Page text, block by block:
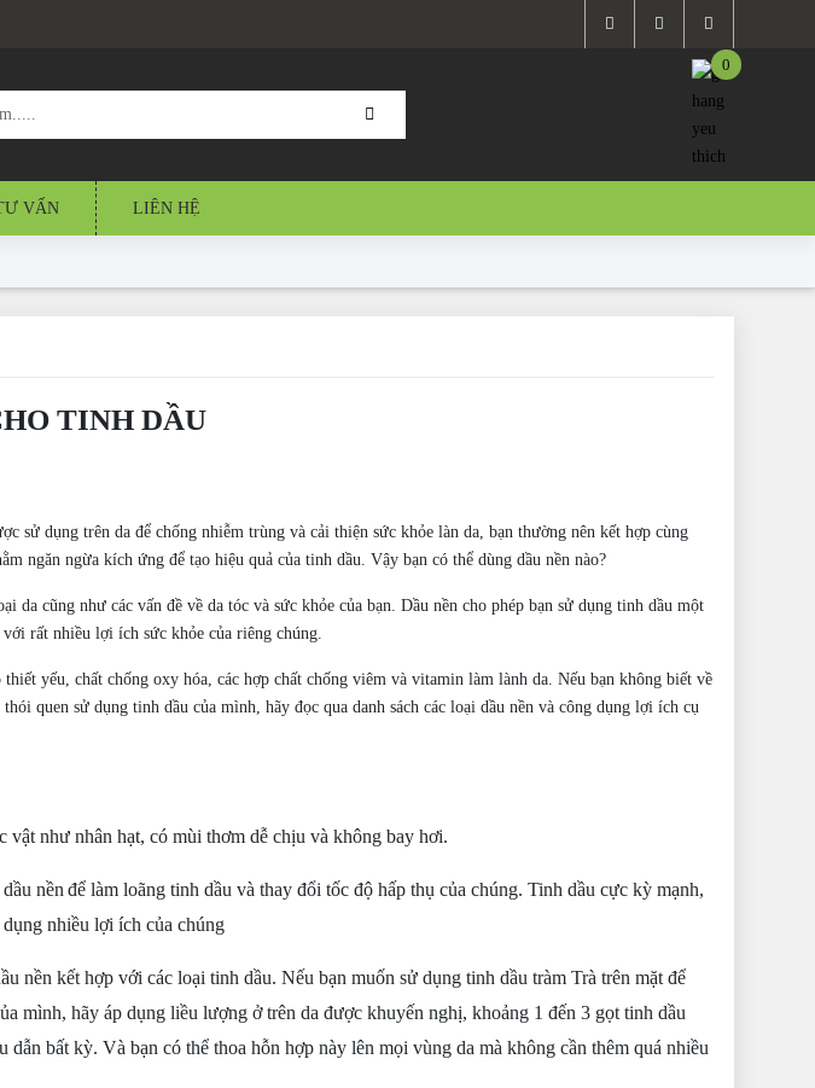
0
VẤN LIÊN HỆ
TINH DẦU
sử dụng trên da để chống nhiễm trùng và cải thiện sức khỏe làn da, bạn thường nên kết hợp cùng
ngăn ngừa kích ứng để tạo hiệu quả của tinh dầu. Vậy bạn có thể dùng dầu nền nào?
da cũng như các vấn đề về da tóc và sức khỏe của bạn. Dầu nền cho phép bạn sử dụng tinh dầu một
rất nhiều lợi ích sức khỏe của riêng chúng.
yếu, chất chống oxy hóa, các hợp chất chống viêm và vitamin làm lành da. Nếu bạn không biết về
quen sử dụng tinh dầu của mình, hãy đọc qua danh sách các loại dầu nền và công dụng lợi ích cụ
vật như nhân hạt, có mùi thơm dễ chịu và không bay hơi.
nền để làm loãng tinh dầu và thay đổi tốc độ hấp thụ của chúng. Tinh dầu cực kỳ mạnh,
nhiều lợi ích của chúng
ầu nền kết hợp với các loại tinh dầu. Nếu bạn muốn sử dụng tinh dầu tràm Trà trên mặt để
mình, hãy áp dụng liều lượng ở trên da được khuyến nghị, khoảng 1 đến 3 gọt tinh dầu
dẫn bất kỳ. Và bạn có thể thoa hỗn hợp này lên mọi vùng da mà không cần thêm quá nhiều